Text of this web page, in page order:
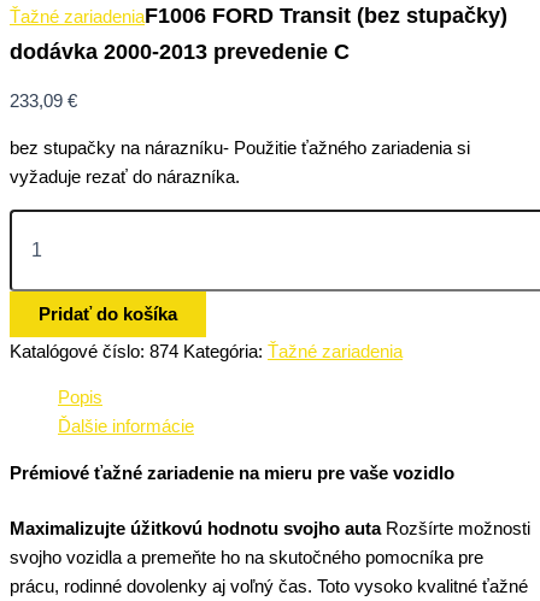
Ťažné zariadeniaF1006 FORD Transit (bez stupačky)
dodávka 2000-2013 prevedenie C
233,09 €
bez stupačky na nárazníku- Použitie ťažného zariadenia si
vyžaduje rezať do nárazníka.
Pridať do košíka
Katalógové číslo: 874 Kategória: Ťažné zariadenia
Popis
Ďalšie informácie
Prémiové ťažné zariadenie na mieru pre vaše vozidlo
Maximalizujte úžitkovú hodnotu svojho autaRozšírte možnosti
svojho vozidla a premeňte ho na skutočného pomocníka pre
prácu, rodinné dovolenky aj voľný čas. Toto vysoko kvalitné ťažné